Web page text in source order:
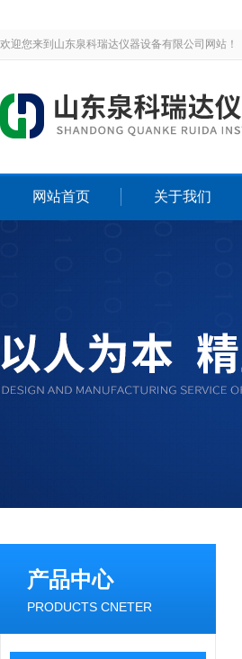
欢迎您来到山东泉科瑞达仪器设备有限公司网站！
网站首页 关于我们
产品中心
PRODUCTS CNETER